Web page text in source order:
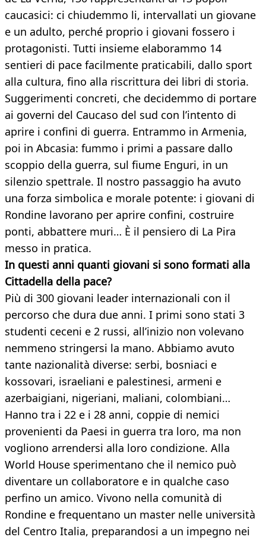
caucasici: ci chiudemmo li, intervallati un giovane
e un adulto, perché proprio i giovani fossero i
protagonisti. Tutti insieme elaborammo 14
sentieri di pace facilmente praticabili, dallo sport
alla cultura, fino alla riscrittura dei libri di storia.
Suggerimenti concreti, che decidemmo di portare
ai governi del Caucaso del sud con l’intento di
aprire i confini di guerra. Entrammo in Armenia,
poi in Abcasia: fummo i primi a passare dallo
scoppio della guerra, sul fiume Enguri, in un
silenzio spettrale. Il nostro passaggio ha avuto
una forza simbolica e morale potente: i giovani di
Rondine lavorano per aprire confini, costruire
ponti, abbattere muri… È il pensiero di La Pira
messo in pratica.
In questi anni quanti giovani si sono formati alla
Cittadella della pace?
Più di 300 giovani leader internazionali con il
percorso che dura due anni. I primi sono stati 3
studenti ceceni e 2 russi, all’inizio non volevano
nemmeno stringersi la mano. Abbiamo avuto
tante nazionalità diverse: serbi, bosniaci e
kossovari, israeliani e palestinesi, armeni e
azerbaigiani, nigeriani, maliani, colombiani…
Hanno tra i 22 e i 28 anni, coppie di nemici
provenienti da Paesi in guerra tra loro, ma non
vogliono arrendersi alla loro condizione. Alla
World House sperimentano che il nemico può
diventare un collaboratore e in qualche caso
perfino un amico. Vivono nella comunità di
Rondine e frequentano un master nelle università
del Centro Italia, preparandosi a un impegno nei